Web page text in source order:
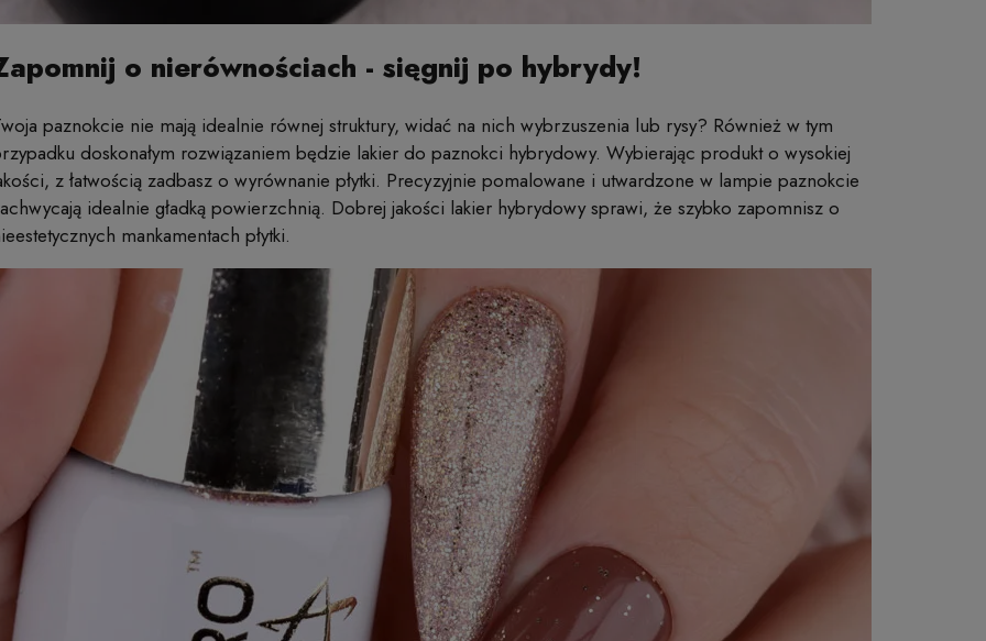
o nierównościach - sięgnij po hybrydy!
paznokcie nie mają idealnie równej struktury, widać na nich wybrzuszenia lub rysy? Również w tym
doskonałym rozwiązaniem będzie lakier do paznokci hybrydowy. Wybierając produkt o wysokiej
z łatwością zadbasz o wyrównanie płytki. Precyzyjnie pomalowane i utwardzone w lampie paznokcie
idealnie gładką powierzchnią. Dobrej jakości lakier hybrydowy sprawi, że szybko zapomnisz o
mankamentach płytki.